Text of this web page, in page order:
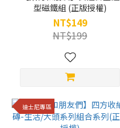
型磁鐵組 (正版授權)
NT$149
NT$199
迪士尼專區